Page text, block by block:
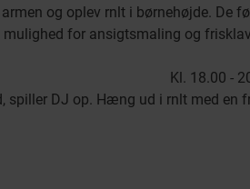
og oplev rnlt i børnehøjde. De
mulighed for ansigtsmaling og
Kl. 18.00 -
spiller DJ op. Hæng ud i rnlt med